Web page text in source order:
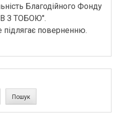
Благодійного Фонду
З ТОБОЮ".
поверненню.
Пошук